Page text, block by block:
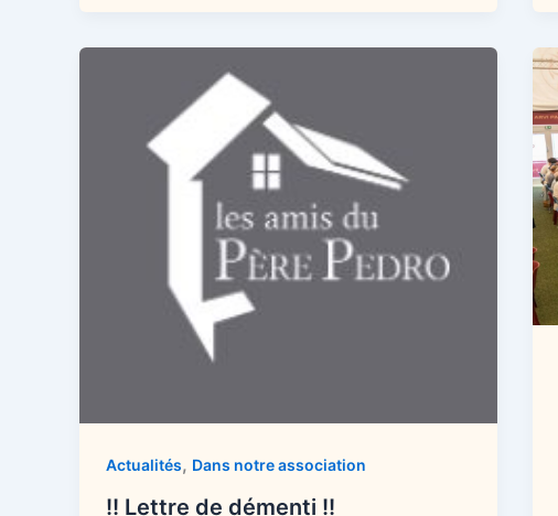
Actualités, Dans notre association
!! Lettre de démenti !!